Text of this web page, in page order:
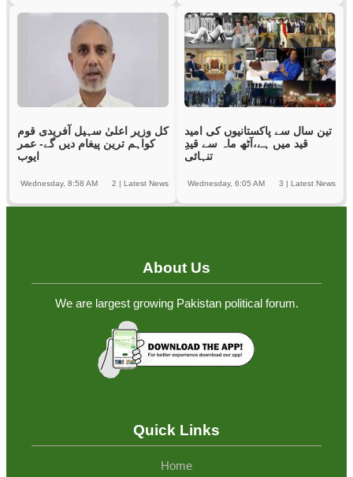
کل وزیر اعلیٰ سہیل آفریدی قوم
کواہم ترین پیغام دیں گے- عمر
ایوب
2 | Latest News
Wednesday, 8:58 AM
تین سال سے پاکستانیوں کی امید
قید میں ہے،آٹھ ماہ سے قیدِ
تنہائی
3 | Latest News
Wednesday, 6:05 AM
About Us
We are largest growing Pakistan political forum.
Quick Links
Home